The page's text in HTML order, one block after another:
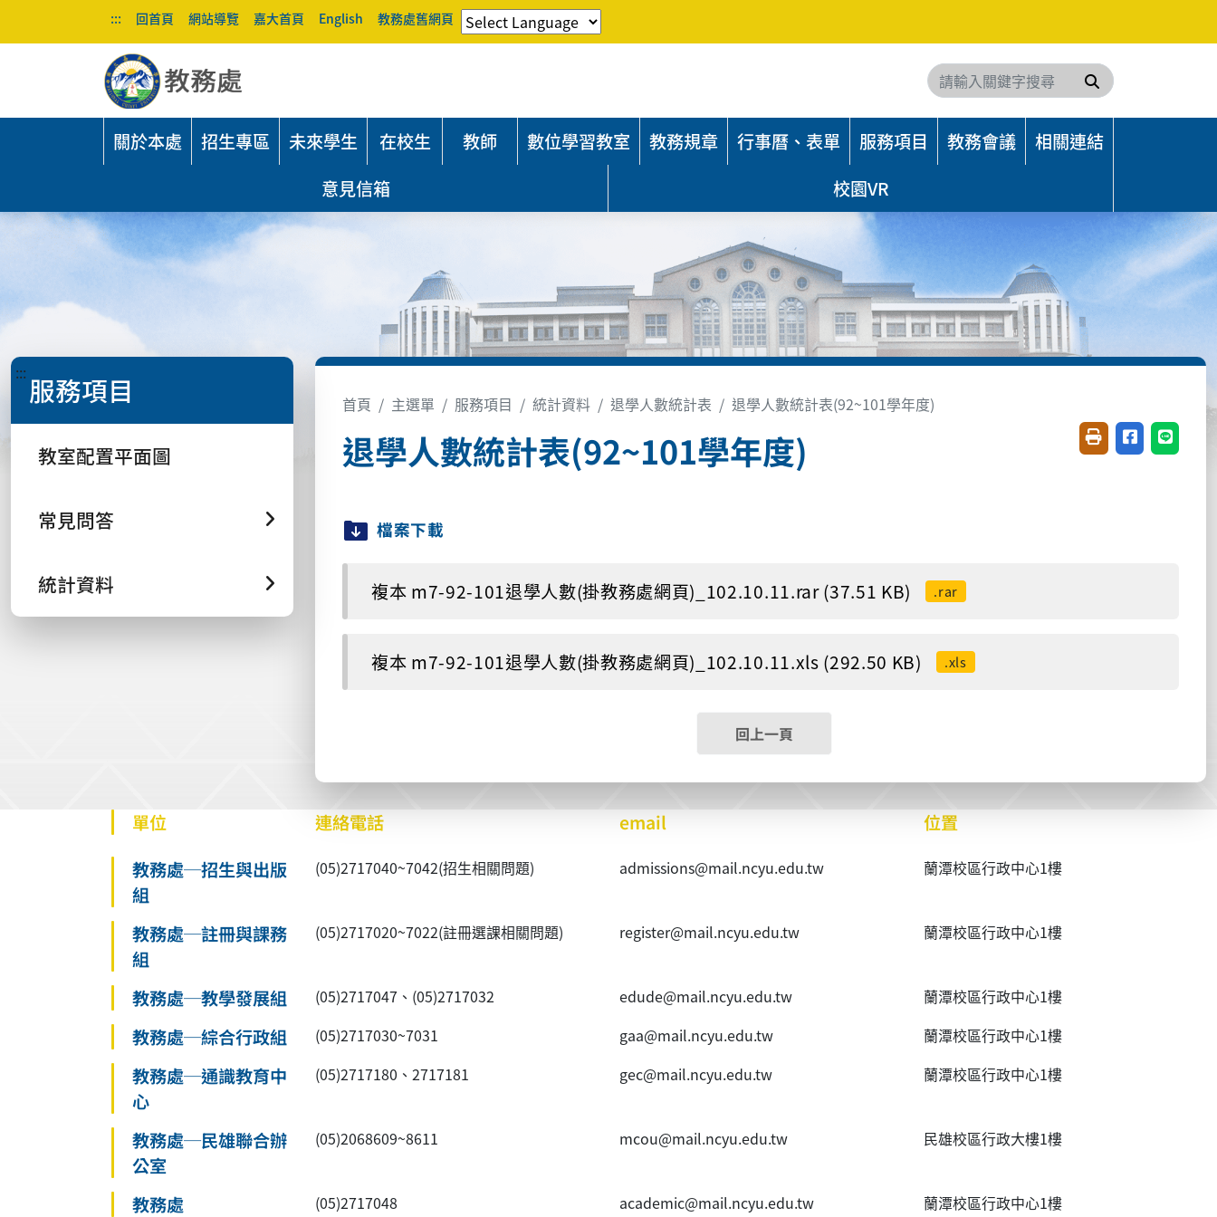
::: 回首頁 網站導覽 嘉大首頁 English 教務處舊網頁
搜尋
關於本處 招生專區 未來學生 在校生 教師 數位學習教室 教務規章 行事曆、表單 服務項目 教務會議
相關連結
意見信箱
校園VR
::: 服務項目
教室配置平面圖
常見問答
統計資料
首頁 主選單 服務項目 統計資料 退學人數統計表 退學人數統計表(92~101學年度)
退學人數統計表(92~101學年度) 友善列印(開新視窗)
分享至臉書(
分享至
檔案下載
複本 m7-92-101退學人數(掛教務處網頁)_102.10.11.rar (37.51 KB) .rar
複本 m7-92-101退學人數(掛教務處網頁)_102.10.11.xls (292.50 KB) .xls
回上一頁
單位 連絡電話 email
位置
教務處─招生與出版
組
(05)2717040~7042(招生相關問題) admissions@mail.ncyu.edu.tw 蘭潭校區行政中心1樓
教務處─註冊與課務
組
(05)2717020~7022(註冊選課相關問題) register@mail.ncyu.edu.tw 蘭潭校區行政中心1樓
教務處─教學發展組 (05)2717047、(05)2717032 edude@mail.ncyu.edu.tw 蘭潭校區行政中心1樓
教務處─綜合行政組 (05)2717030~7031 gaa@mail.ncyu.edu.tw 蘭潭校區行政中心1樓
教務處─通識教育中
心
(05)2717180、2717181 gec@mail.ncyu.edu.tw 蘭潭校區行政中心1樓
教務處─民雄聯合辦
公室
(05)2068609~8611 mcou@mail.ncyu.edu.tw 民雄校區行政大樓1樓
教務處 (05)2717048 academic@mail.ncyu.edu.tw 蘭潭校區行政中心1樓